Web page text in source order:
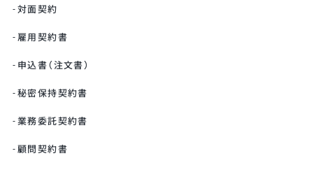
対面契約
雇用契約書
申込書（注文書）
秘密保持契約書
業務委託契約書
顧問契約書